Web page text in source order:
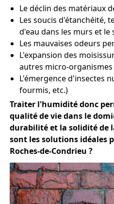
Le déclin des matériaux
Les soucis d'étanchéité,
d'eau dans les murs et le
Les mauvaises odeurs
L'expansion des
autres micro-
L'émergence d'insectes
fourmis, etc.)
Traiter l'humidité donc
qualité de vie dans le
durabilité et la solidité de
sont les solutions idéales
Roches-de-Condrieu ?